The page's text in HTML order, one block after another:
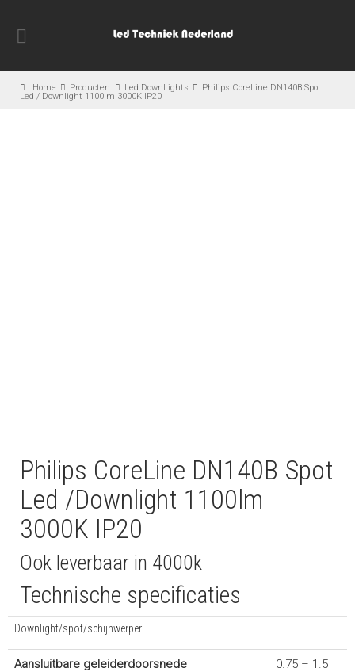
Home Producten Led DownLights
Philips CoreLine DN140B Spot
Led / Downlight 1100lm 3000K IP20
Philips CoreLine DN140B Spot
Led /Downlight 1100lm
3000K IP20
Ook leverbaar in 4000k
Technische specificaties
Downlight/spot/schijnwerper
Aansluitbare geleiderdoorsnede
0.75 – 1.5